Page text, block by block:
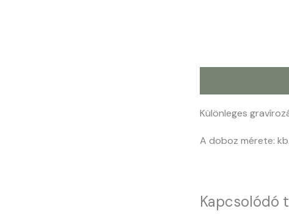
Különleges
A doboz mérete:
Kapcsolódó